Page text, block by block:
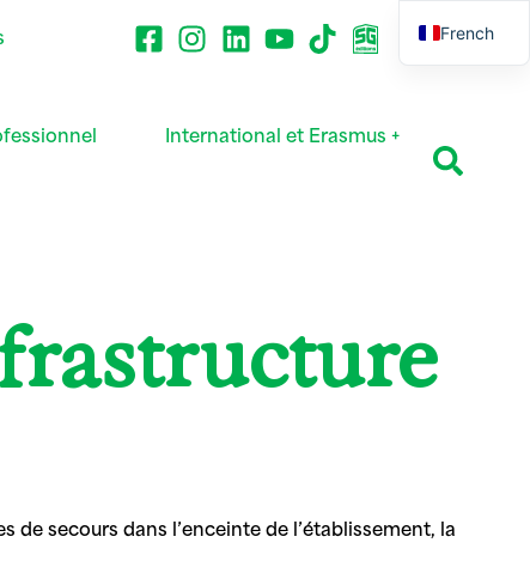
International et Erasmus +
de secours dans l’enceinte de l’établissement, la
French